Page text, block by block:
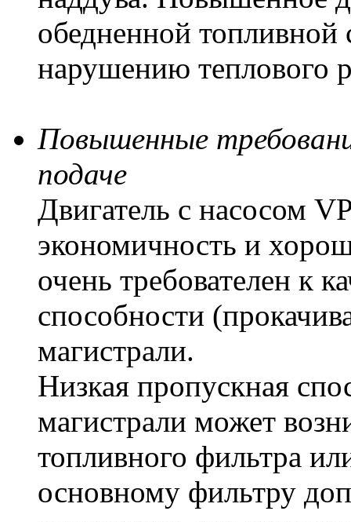
обедненной
нарушению теплового
Повышенные
подаче
Двигатель с насосом
экономичность и
очень требователен к
способности
магистрали.
Низкая пропускная
магистрали может
топливного фильтра
основному фильтру